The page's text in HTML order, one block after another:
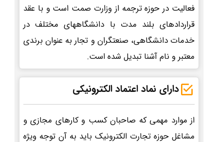
فعالیت در حوزه ترجمه از وزارت صمت است و با عقد
قراردادهای بلند مدت با دانشگاههای مختلف در
خدمات دانشگاهی، صنعتگران و تجار به عنوان برندی
معتبر و نام آشنا تبدیل شده است.
دارای نماد اعتماد الکترونیکی
از موارد مهمی که صاحبان کسب و کارهای مجازی و
مشاغل حوزه تجارت الکترونیک باید به آن توجه ویژه